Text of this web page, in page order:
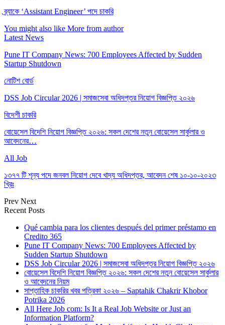
ব্র্যাকে ‘Assistant Engineer’ পদে চাকরি
You might also like More from author
Latest News
Pune IT Company News: 700 Employees Affected by Sudden
Startup Shutdown
নোটিশ বোর্ড
DSS Job Circular 2026 | সমাজসেবা অধিদপ্তর নিয়োগ বিজ্ঞপ্তি ২০২৬
বিদেশী চাকরি
বোয়েসেল বিদেশি নিয়োগ বিজ্ঞপ্তি ২০২৬: সকল দেশের নতুন বোয়েসেল সার্কুলার ও
আবেদনের…
All Job
১৩৭৭ টি শূন্য পদে জনবল নিয়োগ দেবে খাদ্য অধিদপ্তর, আবেদন শেষ ১০-১০-২০২৩
খ্রিঃ
Prev Next
Recent Posts
Qué cambia para los clientes después del primer préstamo en
Credito 365
Pune IT Company News: 700 Employees Affected by
Sudden Startup Shutdown
DSS Job Circular 2026 | সমাজসেবা অধিদপ্তর নিয়োগ বিজ্ঞপ্তি ২০২৬
বোয়েসেল বিদেশি নিয়োগ বিজ্ঞপ্তি ২০২৬: সকল দেশের নতুন বোয়েসেল সার্কুলার
ও আবেদনের নিয়ম
সাপ্তাহিক চাকরির খবর পত্রিকা ২০২৬ – Saptahik Chakrir Khobor
Potrika 2026
All Here Job com: Is It a Real Job Website or Just an
Information Platform?